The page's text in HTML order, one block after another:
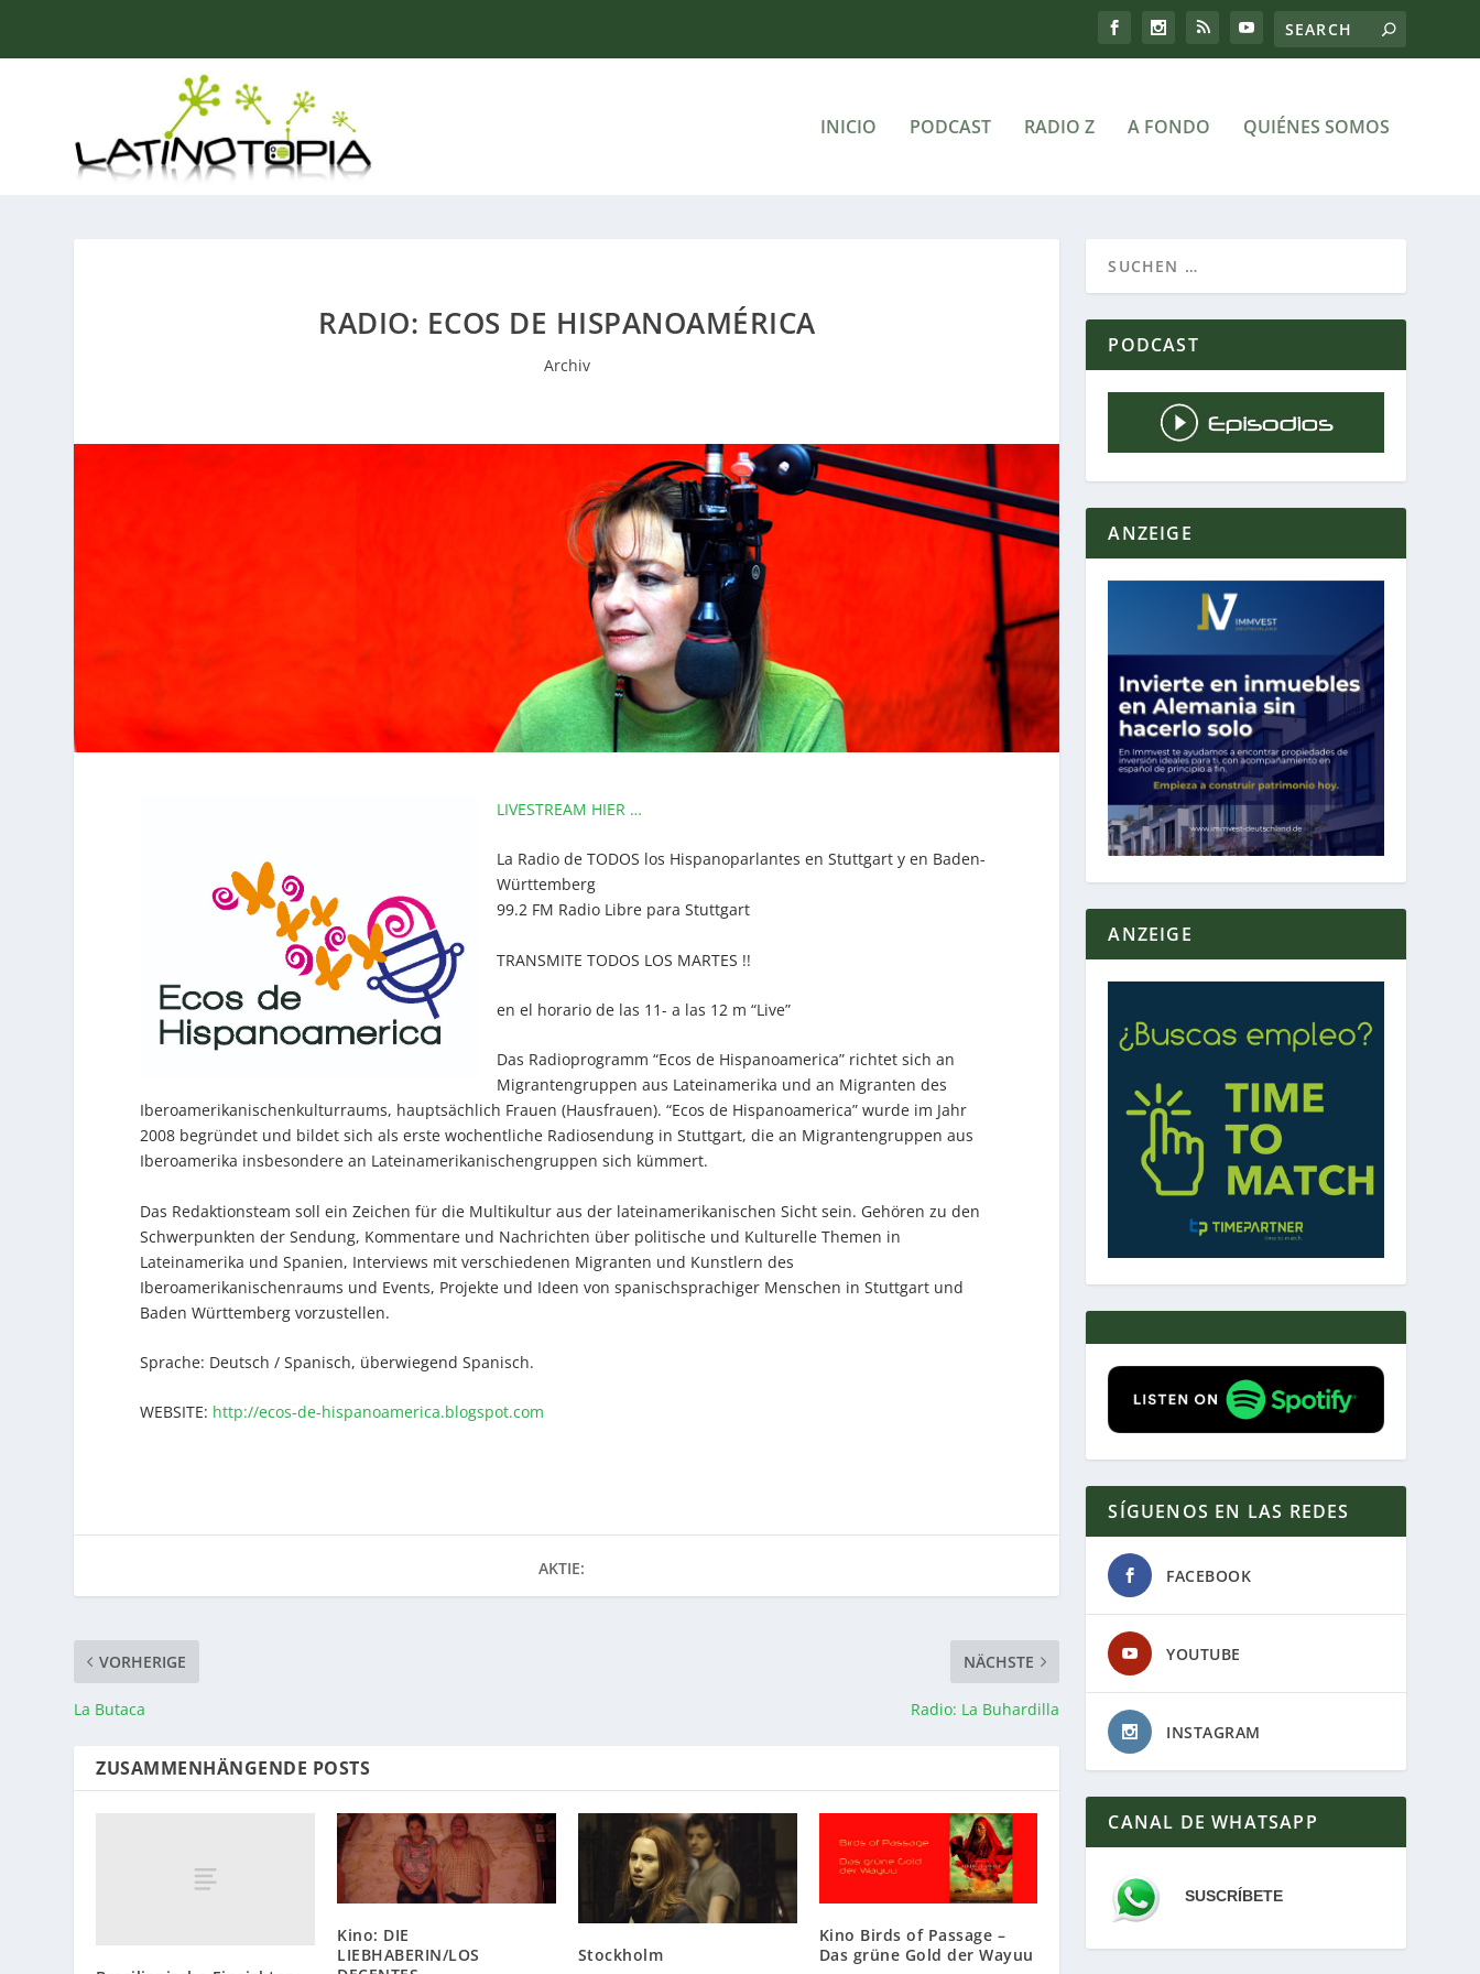
INICIO PODCAST RADIO Z A FONDO QUIÉNES SOMOS
RADIO: ECOS DE HISPANOAMÉRICA
Archiv
LIVESTREAM HIER …
La Radio de TODOS los Hispanoparlantes en Stuttgart y en Baden-
Württemberg
99.2 FM Radio Libre para Stuttgart
TRANSMITE TODOS LOS MARTES !!
en el horario de las 11- a las 12 m “Live”
Das Radioprogramm “Ecos de Hispanoamerica” richtet sich an
Migrantengruppen aus Lateinamerika und an Migranten des
Iberoamerikanischenkulturraums, hauptsächlich Frauen (Hausfrauen). “Ecos de Hispanoamerica” wurde im Jahr
2008 begründet und bildet sich als erste wochentliche Radiosendung in Stuttgart, die an Migrantengruppen aus
Iberoamerika insbesondere an Lateinamerikanischengruppen sich kümmert.
Das Redaktionsteam soll ein Zeichen für die Multikultur aus der lateinamerikanischen Sicht sein. Gehören zu den
Schwerpunkten der Sendung, Kommentare und Nachrichten über politische und Kulturelle Themen in
Lateinamerika und Spanien, Interviews mit verschiedenen Migranten und Kunstlern des
Iberoamerikanischenraums und Events, Projekte und Ideen von spanischsprachiger Menschen in Stuttgart und
Baden Württemberg vorzustellen.
Sprache: Deutsch / Spanisch, überwiegend Spanisch.
WEBSITE: http://ecos-de-hispanoamerica.blogspot.com
AKTIE:
VORHERIGE
La Butaca
NÄCHSTE
Radio: La Buhardilla
ZUSAMMENHÄNGENDE POSTS
Kino: DIE
LIEBHABERIN/LOS
Stockholm
Kino Birds of Passage –
Das grüne Gold der Wayuu
PODCAST
ANZEIGE
ANZEIGE
SÍGUENOS EN LAS REDES
FACEBOOK
YOUTUBE
INSTAGRAM
CANAL DE WHATSAPP
SUSCRÍBETE